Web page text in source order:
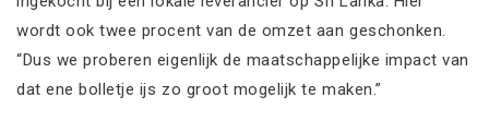
wordt ook twee procent van de omzet aan geschonken.
“Dus we proberen eigenlijk de maatschappelijke impact van
dat ene bolletje ijs zo groot mogelijk te maken.”